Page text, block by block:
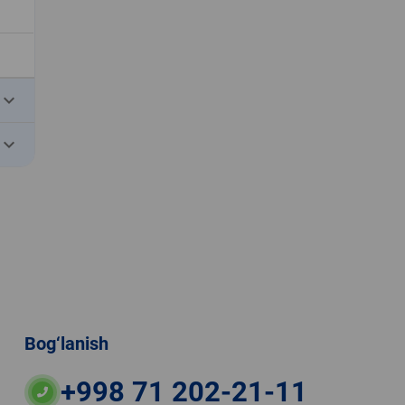
keyboard_arrow_down
keyboard_arrow_down
Bog‘lanish
+998 71 202-21-11